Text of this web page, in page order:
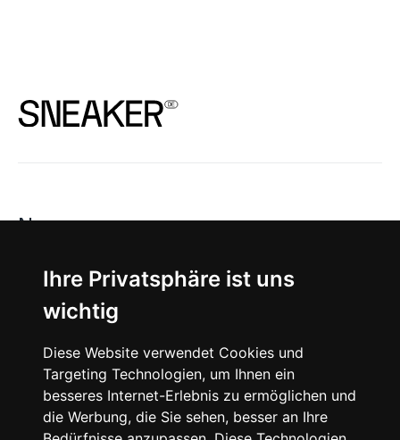
Ihre Privatsphäre ist uns
wichtig
Diese Website verwendet Cookies und
Targeting Technologien, um Ihnen ein
besseres Internet-Erlebnis zu ermöglichen und
die Werbung, die Sie sehen, besser an Ihre
News
About
Instagram
Facebook